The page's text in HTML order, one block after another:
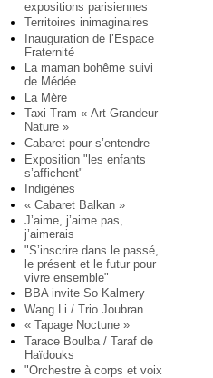
expositions parisiennes
Territoires inimaginaires
Inauguration de l’Espace
Fraternité
La maman bohême suivi
de Médée
La Mère
Taxi Tram « Art Grandeur
Nature »
Cabaret pour s’entendre
Exposition "les enfants
s’affichent"
Indigènes
« Cabaret Balkan »
J’aime, j’aime pas,
j’aimerais
"S’inscrire dans le passé,
le présent et le futur pour
vivre ensemble"
BBA invite So Kalmery
Wang Li / Trio Joubran
« Tapage Noctune »
Tarace Boulba / Taraf de
Haïdouks
"Orchestre à corps et voix